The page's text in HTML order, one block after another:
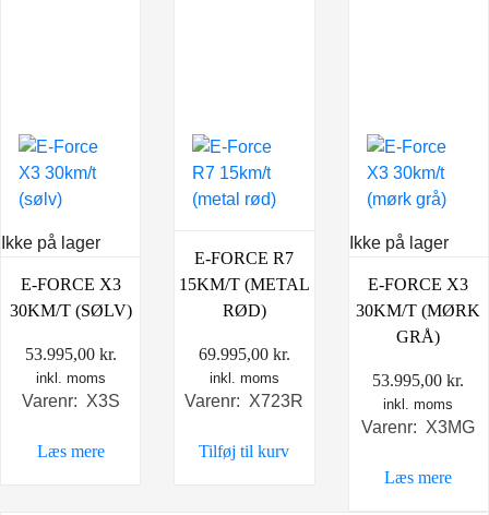
Ikke på lager
E-FORCE X3
30KM/T (SØLV)
53.995,00 kr.
inkl. moms
Varenr: X3S
Læs mere
E-FORCE R7
15KM/T (METAL
RØD)
69.995,00 kr.
inkl. moms
Varenr: X723R
Tilføj til kurv
Ikke på lager
E-FORCE X3
30KM/T (MØRK
GRÅ)
53.995,00kr.
inkl. moms
Varenr: X3MG
Læs mere